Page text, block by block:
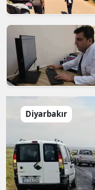
Diyarbakır